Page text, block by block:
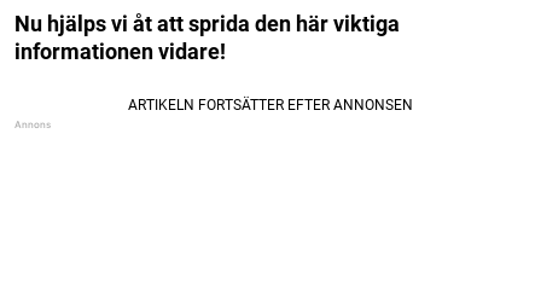
Nu hjälps vi åt att sprida den här viktiga
informationen vidare!